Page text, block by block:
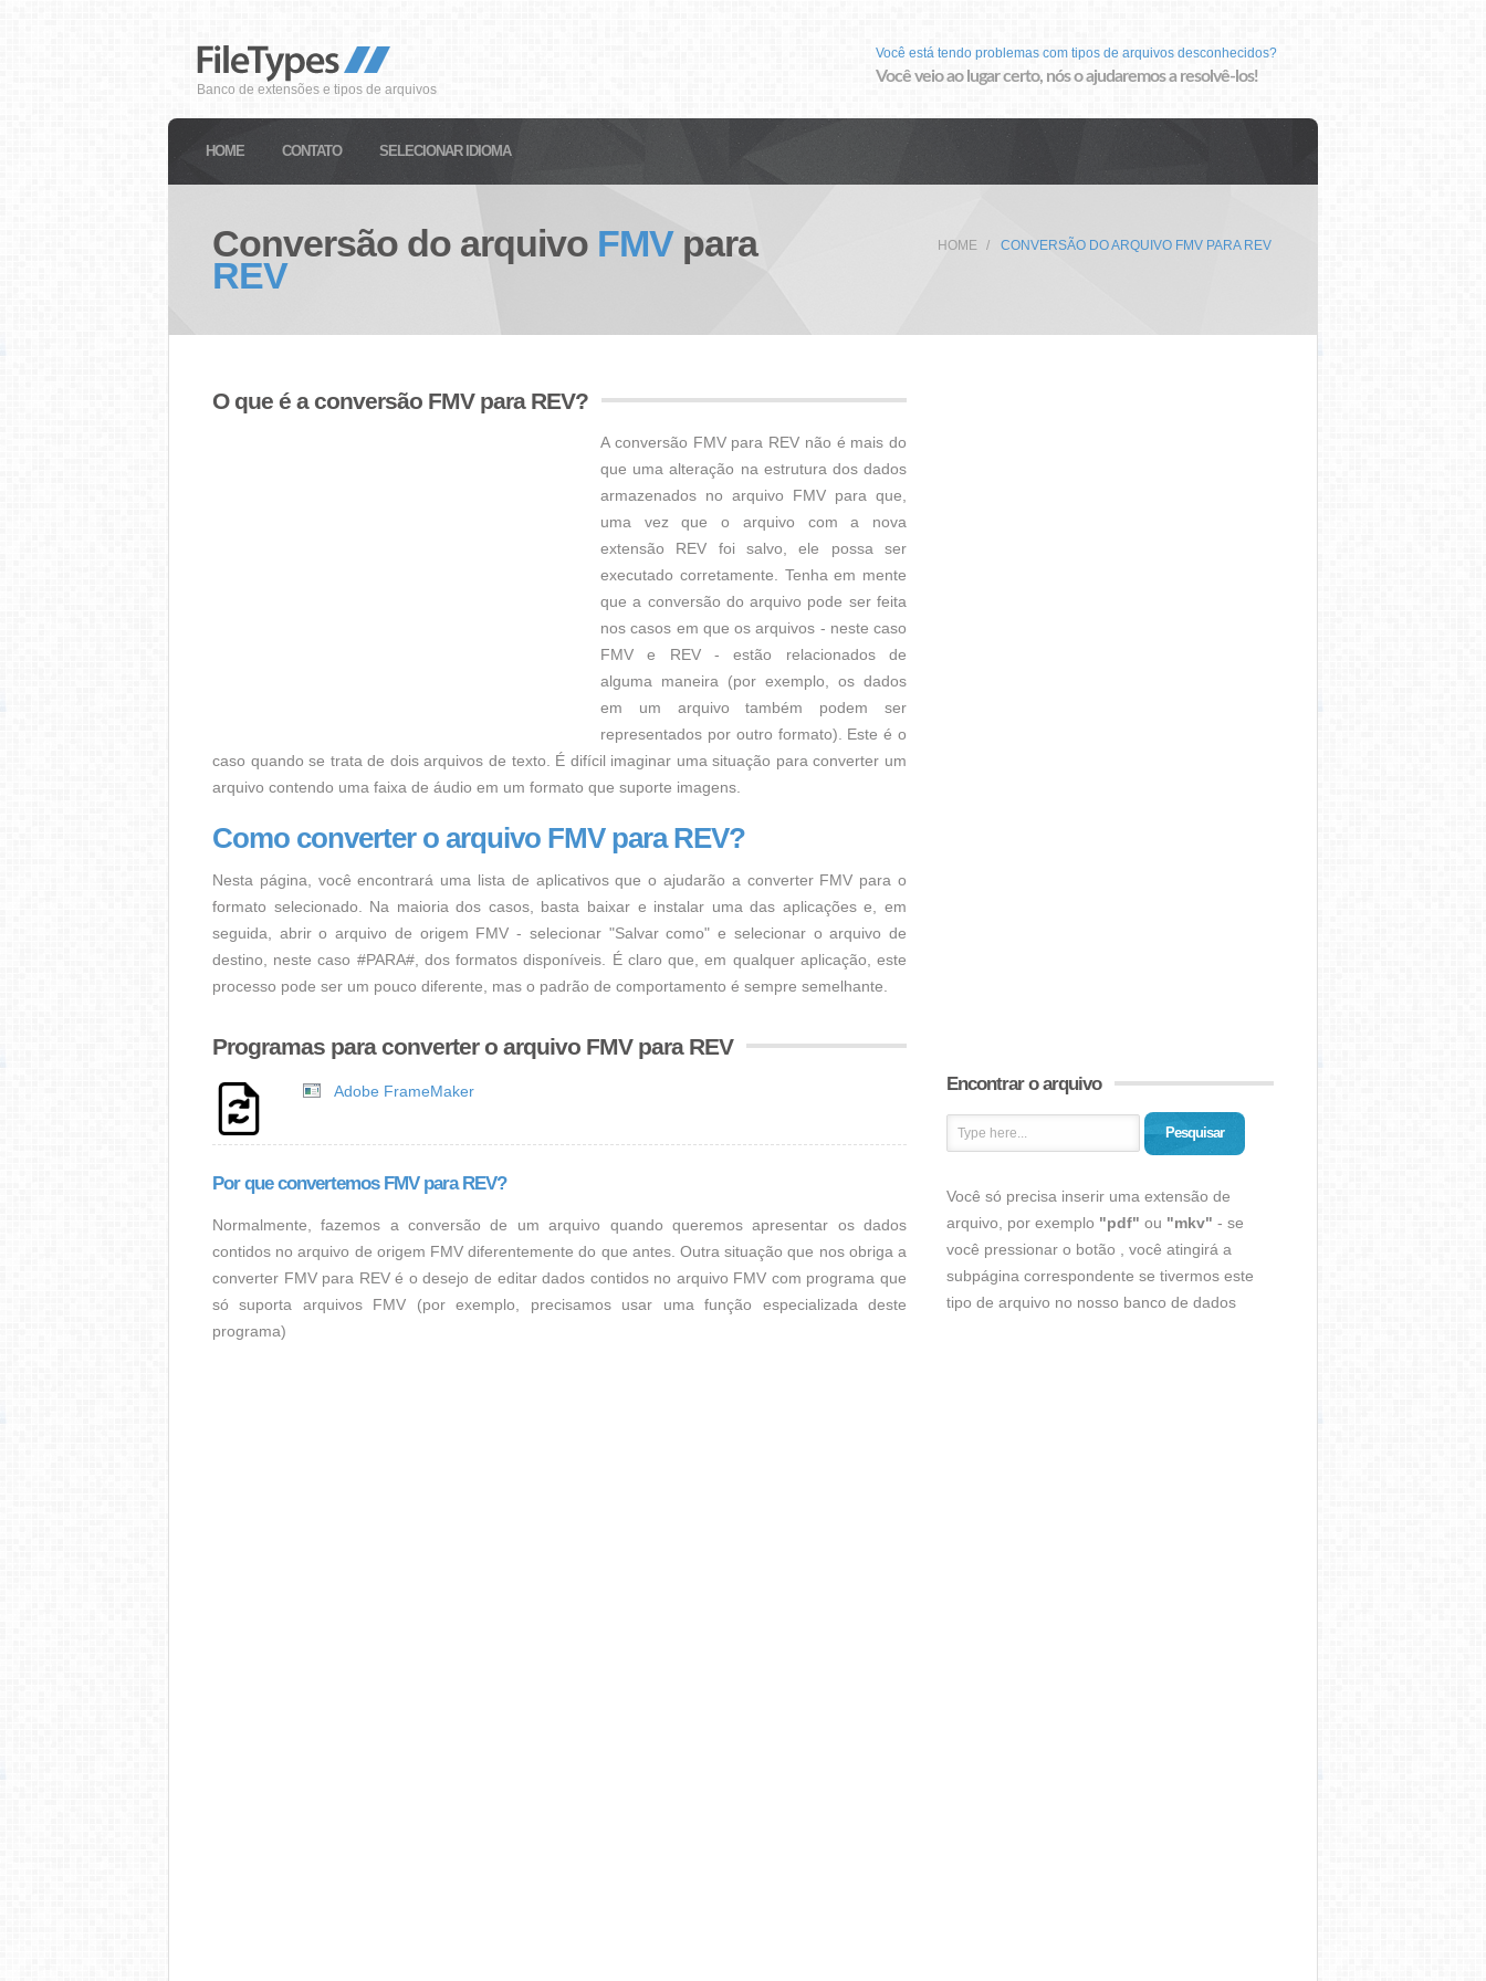
Banco de extensões e tipos de arquivos
Você está tendo problemas com tipos de arquivos desconhecidos?
Você veio ao lugar certo, nós o ajudaremos a resolvê-los!
HOME CONTATO SELECIONAR IDIOMA
Conversão do arquivo FMVpara
REV
HOME CONVERSÃO DO ARQUIVO FMV PARA REV
O que é a conversão FMV para REV?
A conversão FMV para REV não é mais do
que uma alteração na estrutura dos dados
armazenados no arquivo FMV para que,
uma vez que o arquivo com a nova
extensão REV foi salvo, ele possa ser
executado corretamente. Tenha em mente
que a conversão do arquivo pode ser feita
nos casos em que os arquivos - neste caso
FMV e REV - estão relacionados de
alguma maneira (por exemplo, os dados
em um arquivo também podem ser
representados por outro formato). Este é o
caso quando se trata de dois arquivos de texto. É difícil imaginar uma situação para converter um
arquivo contendo uma faixa de áudio em um formato que suporte imagens.
Como converter o arquivo FMV para REV?
Nesta página, você encontrará uma lista de aplicativos que o ajudarão a converter FMV para o
formato selecionado. Na maioria dos casos, basta baixar e instalar uma das aplicações e, em
seguida, abrir o arquivo de origem FMV - selecionar "Salvar como" e selecionar o arquivo de
destino, neste caso #PARA#, dos formatos disponíveis. É claro que, em qualquer aplicação, este
processo pode ser um pouco diferente, mas o padrão de comportamento é sempre semelhante.
Programas para converter o arquivo FMV para REV
Adobe FrameMaker
Por que convertemos FMV para REV?
Normalmente, fazemos a conversão de um arquivo quando queremos apresentar os dados
contidos no arquivo de origem FMV diferentemente do que antes. Outra situação que nos obriga a
converter FMV para REV é o desejo de editar dados contidos no arquivo FMV com programa que
só suporta arquivos FMV (por exemplo, precisamos usar uma função especializada deste
programa)
Encontrar o arquivo
Pesquisar
Você só precisa inserir uma extensão de
arquivo, por exemplo "pdf" ou "mkv" - se
você pressionar o botão , você atingirá a
subpágina correspondente se tivermos este
tipo de arquivo no nosso banco de dados